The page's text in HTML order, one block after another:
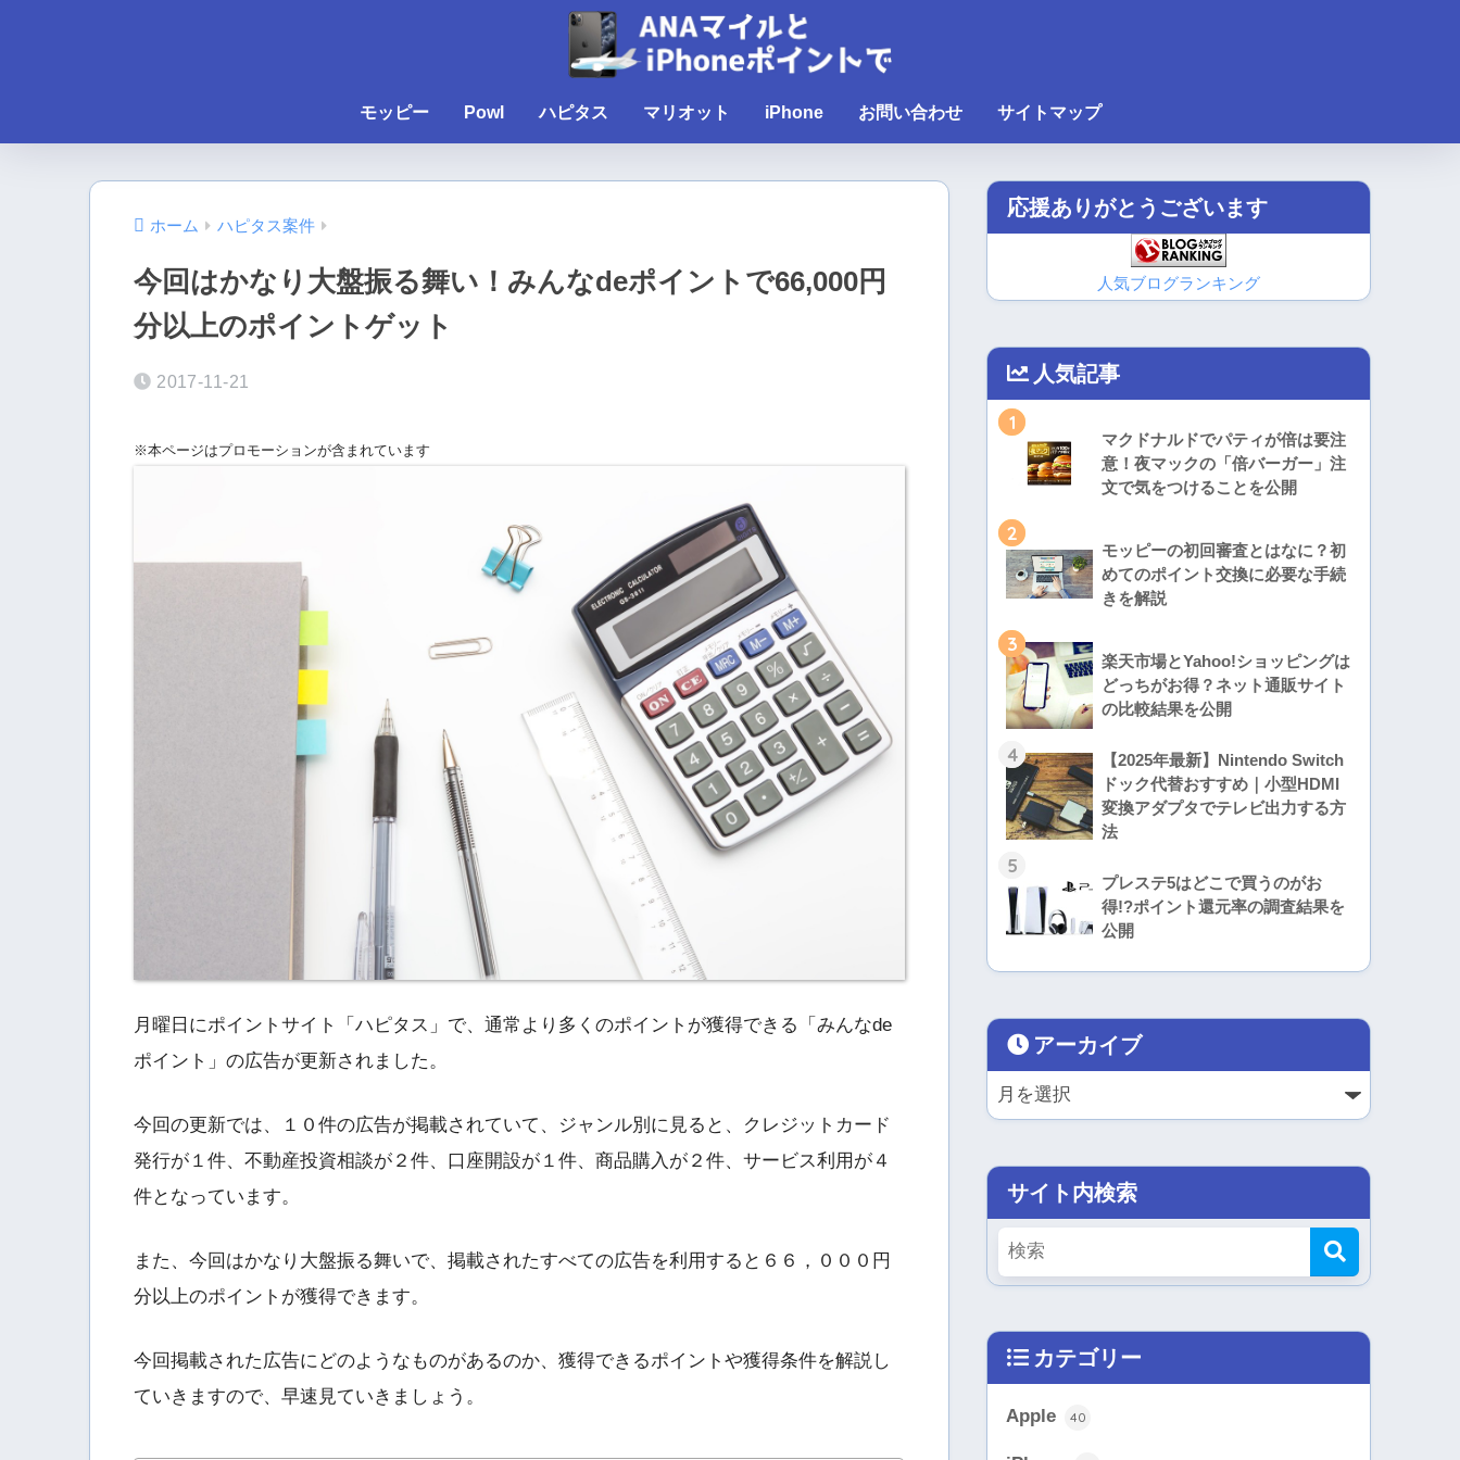
モッピー Powl ハピタス マリオット iPhone お問い合わせ サイトマップ
ホーム ハピタス案件
今回はかなり大盤振る舞い！みんなdeポイントで66,000円
分以上のポイントゲット
2017-11-21
※本ページはプロモーションが含まれています
月曜日にポイントサイト「ハピタス」で、通常より多くのポイントが獲得できる「みんなde
ポイント」の広告が更新されました。
今回の更新では、１０件の広告が掲載されていて、ジャンル別に見ると、クレジットカード
発行が１件、不動産投資相談が２件、口座開設が１件、商品購入が２件、サービス利用が４
件となっています。
また、今回はかなり大盤振る舞いで、掲載されたすべての広告を利用すると６６，０００円
分以上のポイントが獲得できます。
今回掲載された広告にどのようなものがあるのか、獲得できるポイントや獲得条件を解説し
ていきますので、早速見ていきましょう。
応援ありがとうございます
人気ブログランキング
人気記事
1
マクドナルドでパティが倍は要注
意！夜マックの「倍バーガー」注
文で気をつけることを公開
2
モッピーの初回審査とはなに？初
めてのポイント交換に必要な手続
きを解説
3
楽天市場とYahoo!ショッピングは
どっちがお得？ネット通販サイト
の比較結果を公開
4
【2025年最新】Nintendo Switch
ドック代替おすすめ｜小型HDMI
変換アダプタでテレビ出力する方
法
5
プレステ5はどこで買うのがお
得!?ポイント還元率の調査結果を
公開
アーカイブ
サイト内検索
カテゴリー
Apple 40